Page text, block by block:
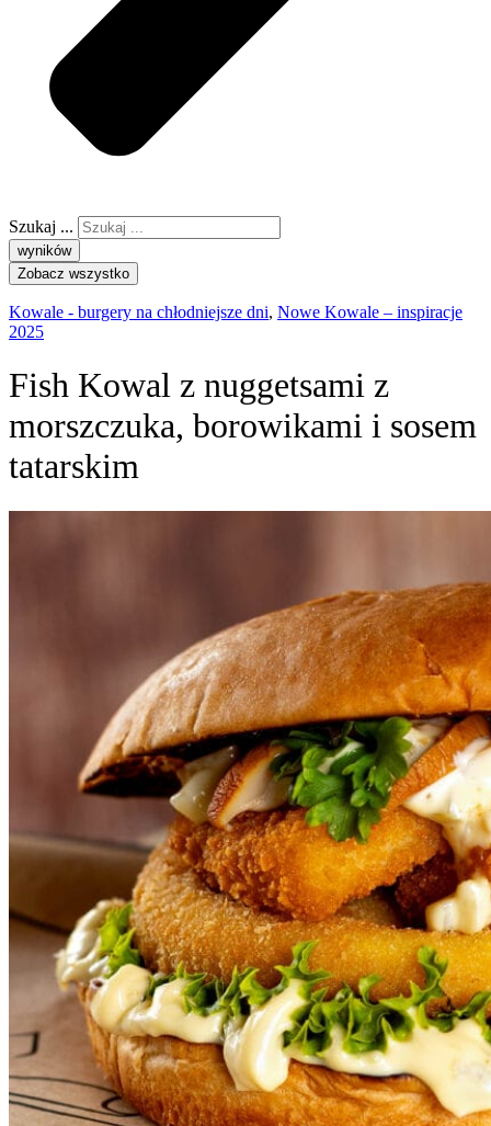
Szukaj ...
wyników
Zobacz wszystko
Kowale - burgery na chłodniejsze dni, Nowe Kowale – inspiracje
2025
Fish Kowal z nuggetsami z
morszczuka, borowikami i sosem
tatarskim